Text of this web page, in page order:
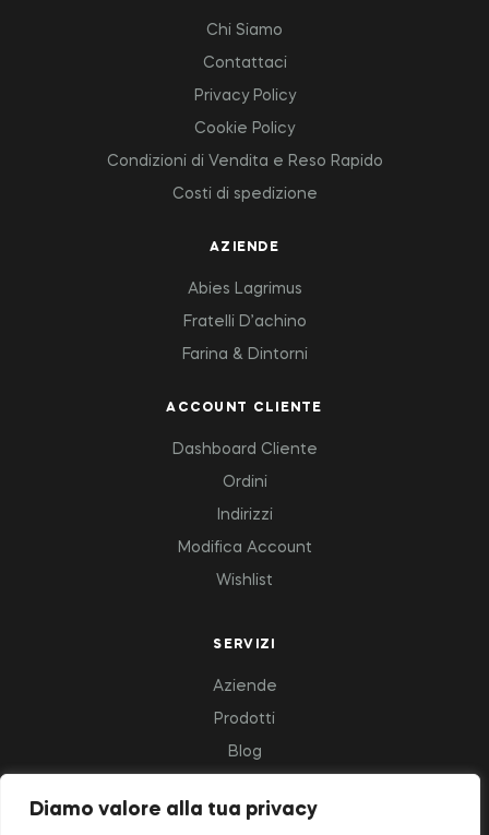
Diamo valore alla tua privacy
Chi Siamo
Contattaci
Privacy Policy
Cookie Policy
Condizioni di Vendita e Reso Rapido
Costi di spedizione
AZIENDE
Abies Lagrimus
Fratelli D’achino
Farina & Dintorni
ACCOUNT CLIENTE
Dashboard Cliente
Ordini
Indirizzi
Modifica Account
Wishlist
SERVIZI
Aziende
Prodotti
Blog